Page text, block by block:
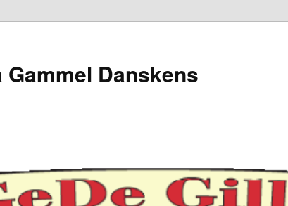
Danskens